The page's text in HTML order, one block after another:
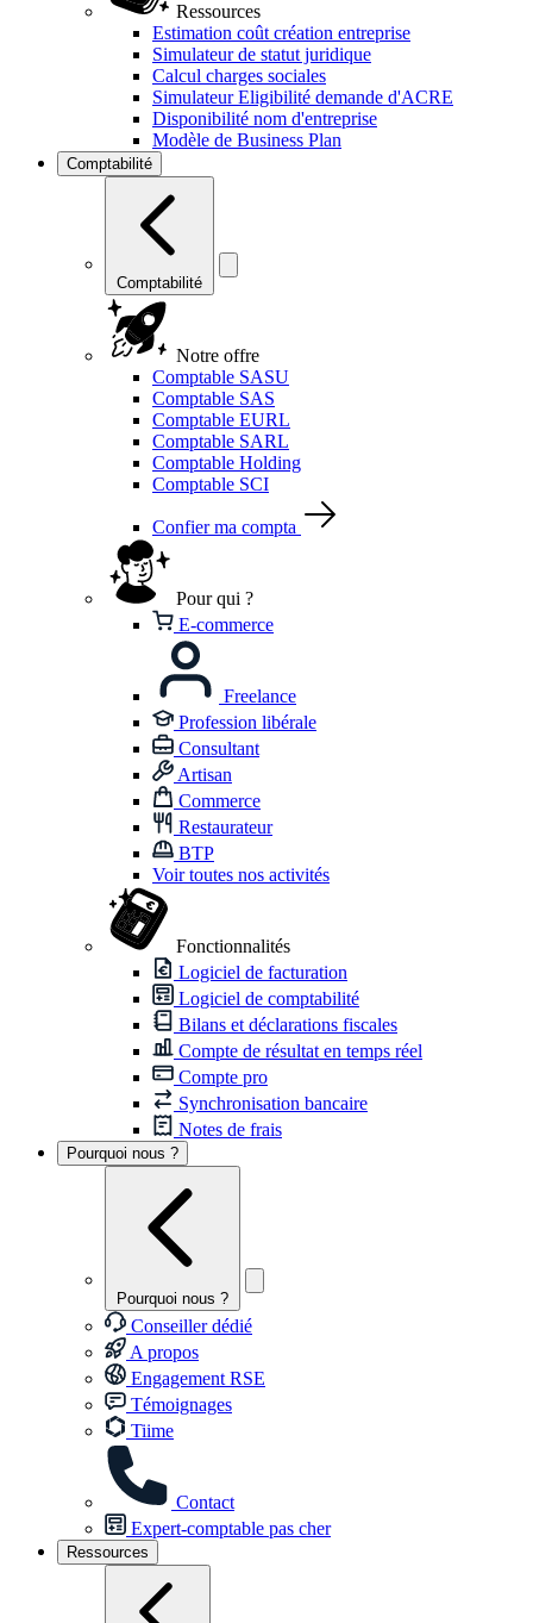
Ressources
Estimation coût création entreprise
Simulateur de statut juridique
Calcul charges sociales
Simulateur Eligibilité demande d'ACRE
Disponibilité nom d'entreprise
Modèle de Business Plan
Comptabilité
Comptabilité
Notre offre
Comptable SASU
Comptable SAS
Comptable EURL
Comptable SARL
Comptable Holding
Comptable SCI
Confier ma compta
Pour qui ?
E-commerce
Freelance
Profession libérale
Consultant
Artisan
Commerce
Restaurateur
BTP
Voir toutes nos activités
Fonctionnalités
Logiciel de facturation
Logiciel de comptabilité
Bilans et déclarations fiscales
Compte de résultat en temps réel
Compte pro
Synchronisation bancaire
Notes de frais
Pourquoi nous ?
Pourquoi nous ?
Conseiller dédié
A propos
Engagement RSE
Témoignages
Tiime
Contact
Expert-comptable pas cher
Ressources